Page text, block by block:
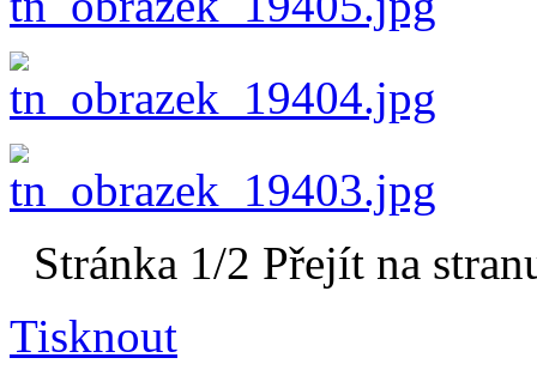
Stránka 1/2 Přejít na
Tisknout